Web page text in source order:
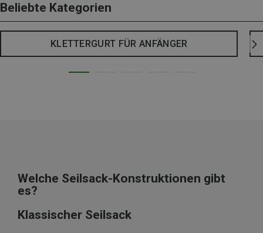
Beliebte Kategorien
KLETTERGURT FÜR ANFÄNGER
Welche Seilsack-Konstruktionen gibt
es?
Klassischer Seilsack